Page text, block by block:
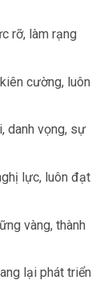
rỡ, làm rạng
cường, luôn
danh vọng, sự
lực, luôn đạt
vàng, thành
lại phát triển